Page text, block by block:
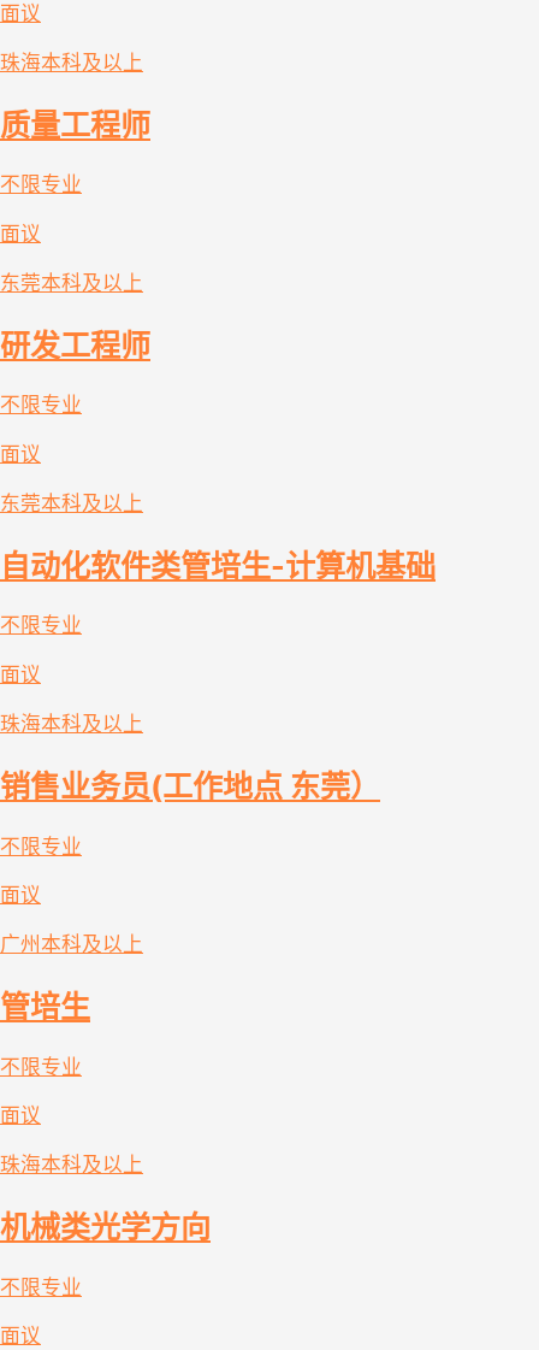
面议
珠海本科及以上
质量工程师
不限专业
面议
东莞本科及以上
研发工程师
不限专业
面议
东莞本科及以上
自动化软件类管培生-计算机基础
不限专业
面议
珠海本科及以上
销售业务员(工作地点 东莞）
不限专业
面议
广州 本科及以上
管培生
不限专业
面议
珠海本科及以上
机械类光学方向
不限专业
面议